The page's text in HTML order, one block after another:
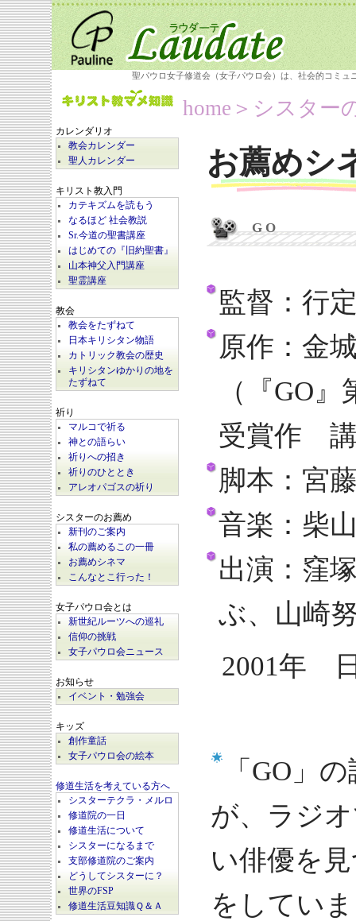
聖パウロ女子修道会（女子パウロ会）は、社会的コミ
カレンダリオ
教会カレンダー
聖人カレンダー
キリスト教入門
カテキズムを読もう
なるほど 社会教説
Sr.今道の聖書講座
はじめての『旧約聖書』
山本神父入門講座
聖霊講座
教会
教会をたずねて
日本キリシタン物語
カトリック教会の歴史
キリシタンゆかりの地を
たずねて
祈り
マルコで祈る
神との語らい
祈りへの招き
祈りのひととき
アレオパゴスの祈り
シスターのお薦め
新刊のご案内
私の薦めるこの一冊
お薦めシネマ
こんなとこ行った！
女子パウロ会とは
新世紀ルーツへの巡礼
信仰の挑戦
女子パウロ会ニュース
お知らせ
イベント・勉強会
キッズ
創作童話
女子パウロ会の絵本
修道生活を考えている方へ
シスターテクラ・メルロ
修道院の一日
修道生活について
シスターになるまで
支部修道院のご案内
どうしてシスターに？
世界のFSP
修道生活豆知識Ｑ＆Ａ
home ＞シスター
お薦めシ
G O
監督：行
原作：金
（『GO
受賞作
脚本：宮
音楽：柴
出演：窪
ぶ、山崎
2001年
「GO」
が、ラジ
い俳優を
をしてい